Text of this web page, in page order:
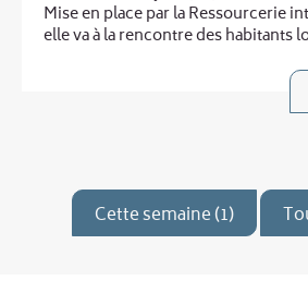
Mise en place par la Ressourcerie
elle va à la rencontre des habitants
Cette semaine (1)